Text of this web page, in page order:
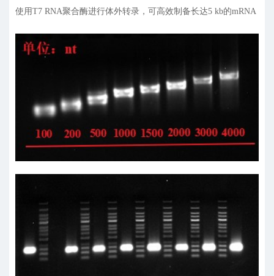
使用T7 RNA聚合酶进行体外转录，可高效制备长达5 kb的mRNA